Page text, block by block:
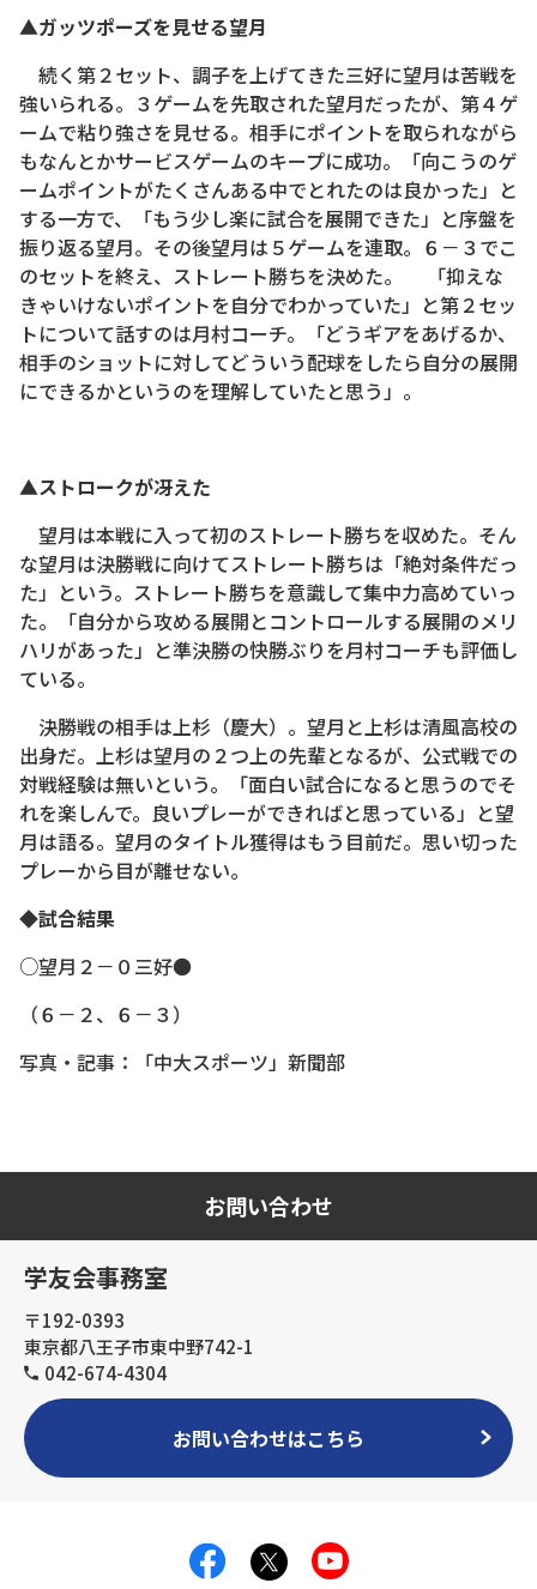
▲ガッツポーズを見せる望月
続く第２セット、調子を上げてきた三好に望月は苦戦を
強いられる。３ゲームを先取された望月だったが、第４ゲ
ームで粘り強さを見せる。相手にポイントを取られながら
もなんとかサービスゲームのキープに成功。「向こうのゲ
ームポイントがたくさんある中でとれたのは良かった」と
する一方で、「もう少し楽に試合を展開できた」と序盤を
振り返る望月。その後望月は５ゲームを連取。６－３でこ
のセットを終え、ストレート勝ちを決めた。 「抑えな
きゃいけないポイントを自分でわかっていた」と第２セッ
トについて話すのは月村コーチ。「どうギアをあげるか、
相手のショットに対してどういう配球をしたら自分の展開
にできるかというのを理解していたと思う」。
▲ストロークが冴えた
望月は本戦に入って初のストレート勝ちを収めた。そん
な望月は決勝戦に向けてストレート勝ちは「絶対条件だっ
た」という。ストレート勝ちを意識して集中力高めていっ
た。「自分から攻める展開とコントロールする展開のメリ
ハリがあった」と準決勝の快勝ぶりを月村コーチも評価し
ている。
決勝戦の相手は上杉（慶大）。望月と上杉は清風高校の
出身だ。上杉は望月の２つ上の先輩となるが、公式戦での
対戦経験は無いという。「面白い試合になると思うのでそ
れを楽しんで。良いプレーができればと思っている」と望
月は語る。望月のタイトル獲得はもう目前だ。思い切った
プレーから目が離せない。
◆試合結果
○望月２－０三好●
（６－２、６－３）
写真・記事：「中大スポーツ」新聞部
お問い合わせ
学友会事務室
〒192-0393
東京都八王子市東中野742-1
042-674-4304
お問い合わせはこちら